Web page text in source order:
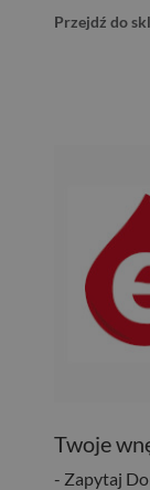
Przejdź do
Twoje
- Zapytaj